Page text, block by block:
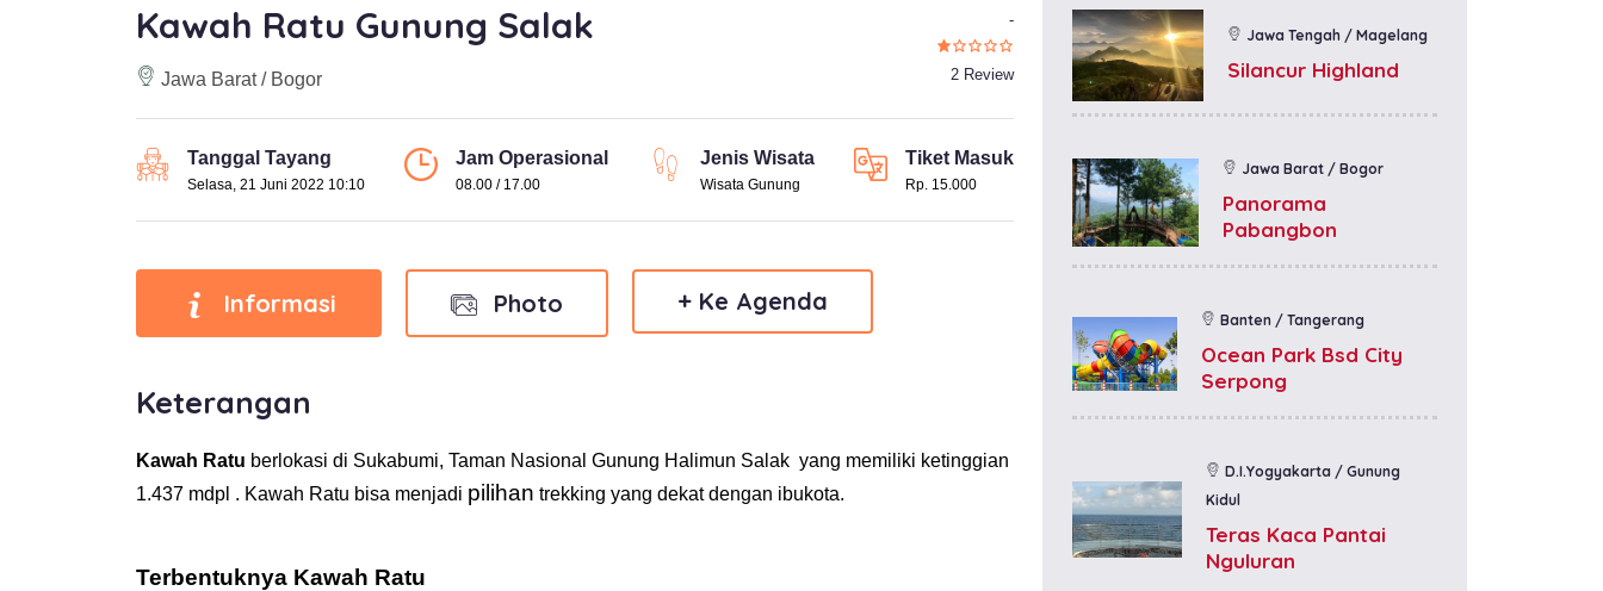
Kawah Ratu Gunung Salak
Jawa Barat / Bogor
-
2 Review
Tanggal Tayang
Selasa, 21 Juni 2022 10:10
Jam Operasional
08.00 / 17.00
Jenis Wisata
Wisata Gunung
Tiket Masuk
Rp. 15.000
Informasi Photo + Ke Agenda
Keterangan
Kawah Ratu berlokasi di Sukabumi, Taman Nasional Gunung Halimun Salak yang memiliki ketinggian
1.437 mdpl . Kawah Ratu bisa menjadi pilihan trekking yang dekat dengan ibukota.
Terbentuknya Kawah Ratu
Jawa Tengah / Magelang
Silancur Highland
Jawa Barat / Bogor
Panorama
Pabangbon
Banten / Tangerang
Ocean Park Bsd City
Serpong
D.I.Yogyakarta / Gunung
Kidul
Teras Kaca Pantai
Nguluran